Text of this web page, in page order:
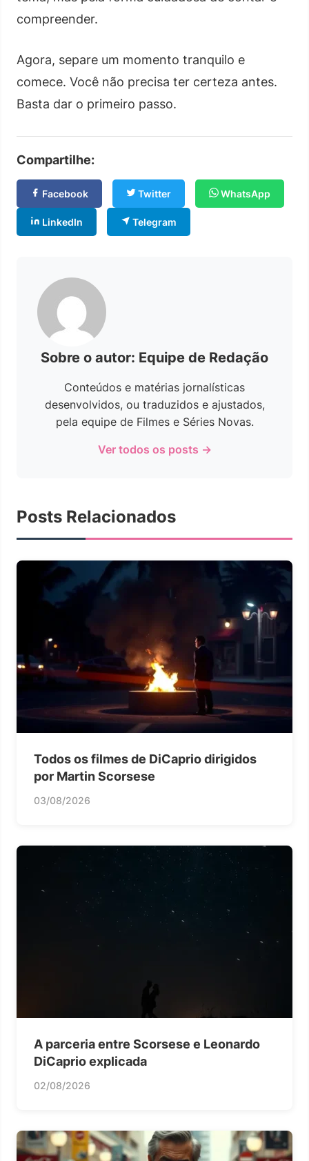
compreender.
Agora, separe um momento tranquilo e
comece. Você não precisa ter certeza antes.
Basta dar o primeiro passo.
Compartilhe:
Facebook Twitter WhatsApp
LinkedIn Telegram
Sobre o autor: Equipe de Redação
Conteúdos e matérias jornalísticas
desenvolvidos, ou traduzidos e ajustados,
pela equipe de Filmes e Séries Novas.
Ver todos os posts →
Posts Relacionados
Todos os filmes de DiCaprio dirigidos
por Martin Scorsese
03/08/2026
A parceria entre Scorsese e Leonardo
DiCaprio explicada
02/08/2026